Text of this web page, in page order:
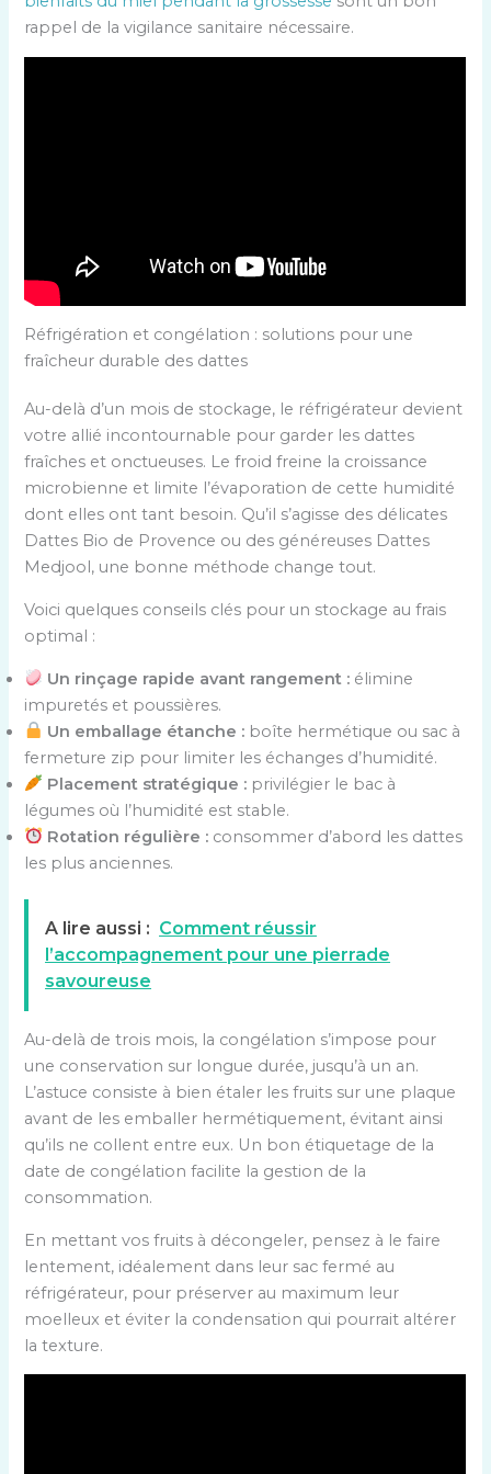
rappel de la vigilance sanitaire nécessaire.
Réfrigération et congélation : solutions pour une
fraîcheur durable des dattes
Au-delà d’un mois de stockage, le réfrigérateur devient
votre allié incontournable pour garder les dattes
fraîches et onctueuses. Le froid freine la croissance
microbienne et limite l’évaporation de cette humidité
dont elles ont tant besoin. Qu’il s’agisse des délicates
Dattes Bio de Provence ou des généreuses Dattes
Medjool, une bonne méthode change tout.
Voici quelques conseils clés pour un stockage au frais
optimal :
Un rinçage rapide avant rangement : élimine
impuretés et poussières.
Un emballage étanche : boîte hermétique ou sac à
fermeture zip pour limiter les échanges d’humidité.
Placement stratégique : privilégier le bac à
légumes où l’humidité est stable.
Rotation régulière : consommer d’abord les dattes
les plus anciennes.
A lire aussi : Comment réussir
l’accompagnement pour une pierrade
savoureuse
Au-delà de trois mois, la congélation s’impose pour
une conservation sur longue durée, jusqu’à un an.
L’astuce consiste à bien étaler les fruits sur une plaque
avant de les emballer hermétiquement, évitant ainsi
qu’ils ne collent entre eux. Un bon étiquetage de la
date de congélation facilite la gestion de la
consommation.
En mettant vos fruits à décongeler, pensez à le faire
lentement, idéalement dans leur sac fermé au
réfrigérateur, pour préserver au maximum leur
moelleux et éviter la condensation qui pourrait altérer
la texture.